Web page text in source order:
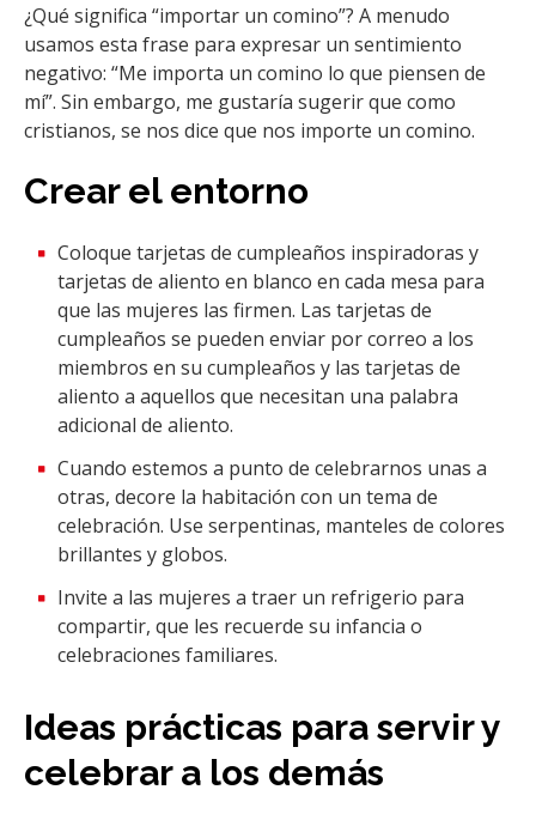
¿Qué significa “importar un comino”? A menudo
usamos esta frase para expresar un sentimiento
negativo: “Me importa un comino lo que piensen de
mí”. Sin embargo, me gustaría sugerir que como
cristianos, se nos dice que nos importe un comino.
Crear el entorno
Coloque tarjetas de cumpleaños inspiradoras y
tarjetas de aliento en blanco en cada mesa para
que las mujeres las firmen. Las tarjetas de
cumpleaños se pueden enviar por correo a los
miembros en su cumpleaños y las tarjetas de
aliento a aquellos que necesitan una palabra
adicional de aliento.
Cuando estemos a punto de celebrarnos unas a
otras, decore la habitación con un tema de
celebración. Use serpentinas, manteles de colores
brillantes y globos.
Invite a las mujeres a traer un refrigerio para
compartir, que les recuerde su infancia o
celebraciones familiares.
Ideas prácticas para servir y
celebrar a los demás